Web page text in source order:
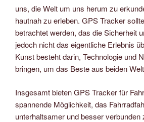
uns, die Welt um uns herum zu
hautnah zu erleben. GPS Tracker
betrachtet werden, das die Sicherheit
jedoch nicht das eigentliche Erlebnis
Kunst besteht darin, Technologie und
bringen, um das Beste aus beiden
Insgesamt bieten GPS Tracker für
spannende Möglichkeit, das
unterhaltsamer und besser verbunden